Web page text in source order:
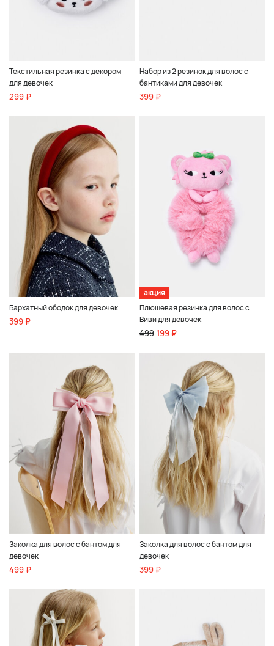
Текстильная резинка с декором
для девочек
299 ₽
Набор из 2 резинок для волос с
бантиками для девочек
399 ₽
Бархатный ободок для девочек
399 ₽
акция
Плюшевая резинка для волос с
Виви для девочек
499 199 ₽
Заколка для волос с бантом для
девочек
499 ₽
Заколка для волос с бантом для
девочек
399 ₽